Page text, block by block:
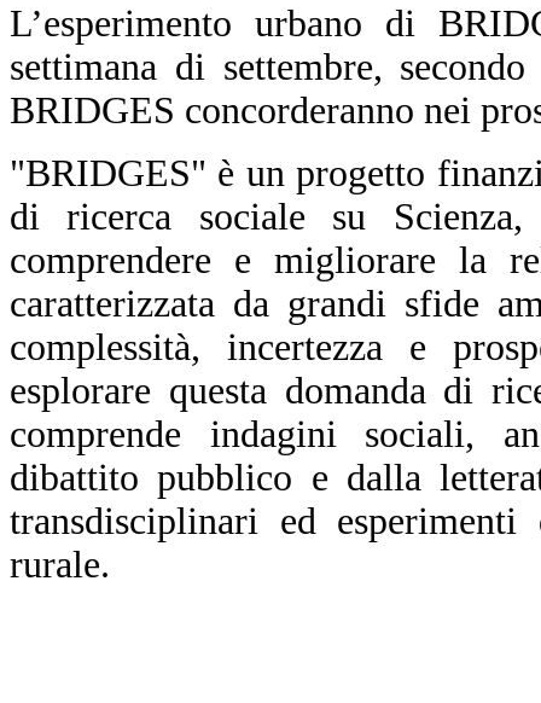
L’esperimento urbano di
settimana di settembre,
BRIDGES concorderanno nei
"BRIDGES" è un progetto
di ricerca sociale su
comprendere e migliorare la
caratterizzata da grandi sfide
complessità, incertezza e
esplorare questa domanda di
comprende indagini sociali,
dibattito pubblico e dalla
transdisciplinari ed
rurale.